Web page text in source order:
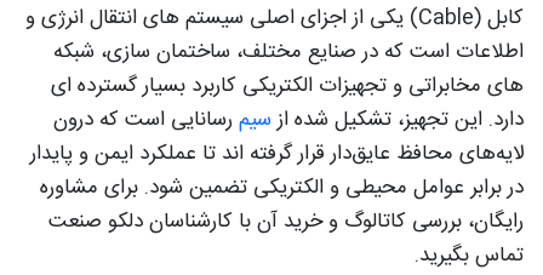
کابل (Cable) یکی از اجزای اصلی سیستم‌ های انتقال انرژی و
اطلاعات است که در صنایع مختلف، ساختمان‌ سازی، شبکه‌
های مخابراتی و تجهیزات الکتریکی کاربرد بسیار گسترده‌ ای
دارد. این تجهیز، تشکیل شده ازسیم‌ رسانایی است که درون
لایه‌های محافظ عایق‌دار قرار گرفته‌ اند تا عملکرد ایمن و پایدار
در برابر عوامل محیطی و الکتریکی تضمین شود. برای مشاوره
رایگان، بررسی کاتالوگ و خرید آن با کارشناسان دلکو صنعت
تماس بگیرید.